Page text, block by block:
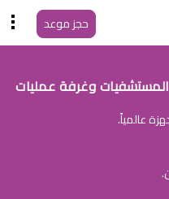
حجز موعد
المستشفيات وغرفة عمليات
عالمياً.